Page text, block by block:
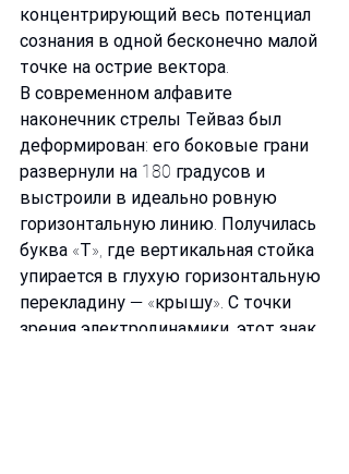
концентрирующий весь потенциал
сознания в одной бесконечно малой
точке на острие вектора.
В современном алфавите
наконечник стрелы Тейваз был
деформирован: его боковые грани
развернули на 180 градусов и
выстроили в идеально ровную
горизонтальную линию. Получилась
буква «Т», где вертикальная стойка
упирается в глухую горизонтальную
перекладину — «крышу». С точки
зрения электродинамики, этот знак